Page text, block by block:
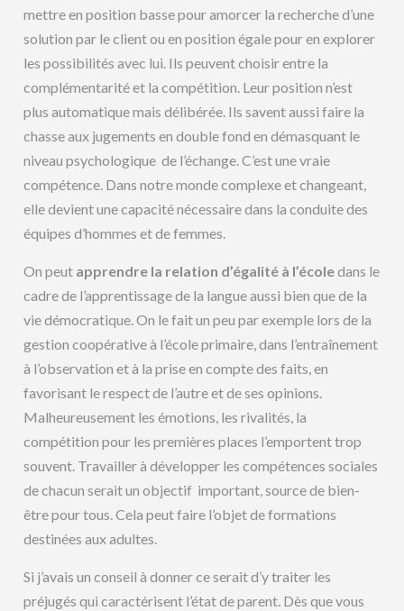
mettre en position basse pour amorcer la recherche d’une
solution par le client ou en position égale pour en explorer
les possibilités avec lui. Ils peuvent choisir entre la
complémentarité et la compétition. Leur position n’est
plus automatique mais délibérée. Ils savent aussi faire la
chasse aux jugements en double fond en démasquant le
niveau psychologique de l’échange. C’est une vraie
compétence. Dans notre monde complexe et changeant,
elle devient une capacité nécessaire dans la conduite des
équipes d’hommes et de femmes.
On peut apprendre la relation d’égalité à l’écoledans le
cadre de l’apprentissage de la langue aussi bien que de la
vie démocratique. On le fait un peu par exemple lors de la
gestion coopérative à l’école primaire, dans l’entraînement
à l’observation et à la prise en compte des faits, en
favorisant le respect de l’autre et de ses opinions.
Malheureusement les émotions, les rivalités, la
compétition pour les premières places l’emportent trop
souvent. Travailler à développer les compétences sociales
de chacun serait un objectif important, source de bien-
être pour tous. Cela peut faire l’objet de formations
destinées aux adultes.
Si j’avais un conseil à donner ce serait d’y traiter les
préjugés qui caractérisent l’état de parent. Dès que vous